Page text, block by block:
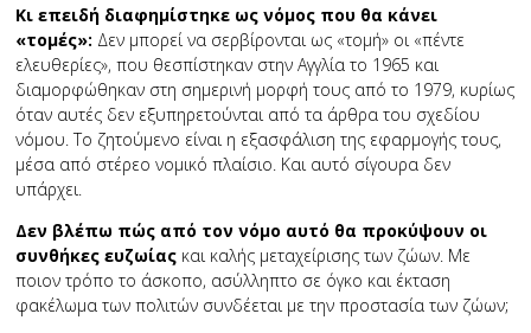
Κι επειδή διαφημίστηκε ως νόμος που θα κάνει
«τομές»: Δεν μπορεί να σερβίρονται ως «τομή» οι «πέντε
ελευθερίες», που θεσπίστηκαν στην Αγγλία το 1965 και
διαμορφώθηκαν στη σημερινή μορφή τους από το 1979, κυρίως
όταν αυτές δεν εξυπηρετούνται από τα άρθρα του σχεδίου
νόμου. Το ζητούμενο είναι η εξασφάλιση της εφαρμογής τους,
μέσα από στέρεο νομικό πλαίσιο. Και αυτό σίγουρα δεν
υπάρχει.
Δεν βλέπω πώς από τον νόμο αυτό θα προκύψουν οι
συνθήκες ευζωίας και καλής μεταχείρισης των ζώων. Με
ποιον τρόπο το άσκοπο, ασύλληπτο σε όγκο και έκταση
φακέλωμα των πολιτών συνδέεται με την προστασία των ζώων;